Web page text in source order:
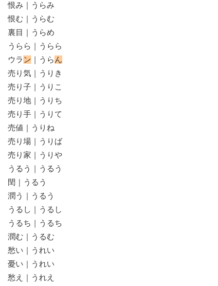
恨み｜うらみ
恨む｜うらむ
裏目｜うらめ
うらら｜うらら
ウラ ン ｜うら ん
売り気｜うりき
売り子｜うりこ
売り地｜うりち
売り手｜うりて
売値｜うりね
売り場｜うりば
売り家｜うりや
うるう｜うるう
閏｜うるう
潤う｜うるう
うるし｜うるし
うるち｜うるち
潤む｜うるむ
愁い｜うれい
憂い｜うれい
愁え｜うれえ